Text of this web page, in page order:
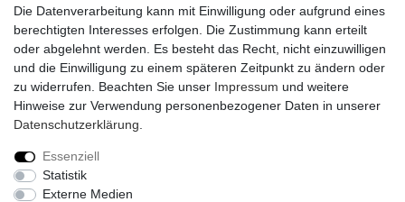
Widerrufs­recht Widerrufs­formular Impressum
Daten­schutz­erklärung
Die Datenverarbeitung kann mit Einwilligung oder aufgrund eines
berechtigten Interesses erfolgen. Die Zustimmung kann erteilt
oder abgelehnt werden. Es besteht das Recht, nicht einzuwilligen
und die Einwilligung zu einem späteren Zeitpunkt zu ändern oder
zu widerrufen. Beachten Sie unser Impressum und weitere
Hinweise zur Verwendung personenbezogener Daten in unserer
Daten­schutz­erklärung
Essenziell
Statistik
Externe Medien